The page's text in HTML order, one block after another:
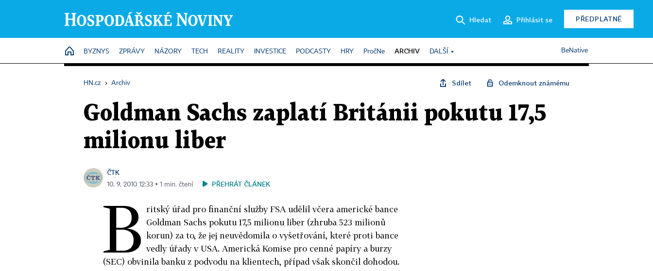
Hledat Přihlásit se PŘEDPLATNÉ
HOME
BYZNYS ZPRÁVY NÁZORY TECH REALITY INVESTICE PODCASTY HRY PročNe ARCHIV DALŠÍ BeNative
HN.cz › Archiv Sdílet Odemknout známému
Goldman Sachs zaplatí Británii pokutu 17,5
milionu liber
ČTK
10. 9. 2010 12:33 ▪ 1 min. čtení PŘEHRÁT ČLÁNEK
B ritský úřad pro finanční služby FSA udělil včera americké bance
Goldman Sachs pokutu 17,5 milionu liber (zhruba 523 milionů
korun) za to, že jej neuvědomila o vyšetřování, které proti bance
vedly úřady v USA. Americká Komise pro cenné papíry a burzy
(SEC) obvinila banku z podvodu na klientech, případ však skončil dohodou.